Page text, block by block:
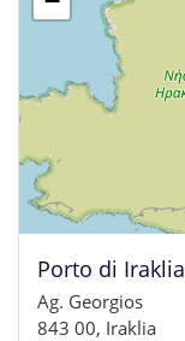
Porto di Iraklia
Ag. Georgios
843 00, Iraklia